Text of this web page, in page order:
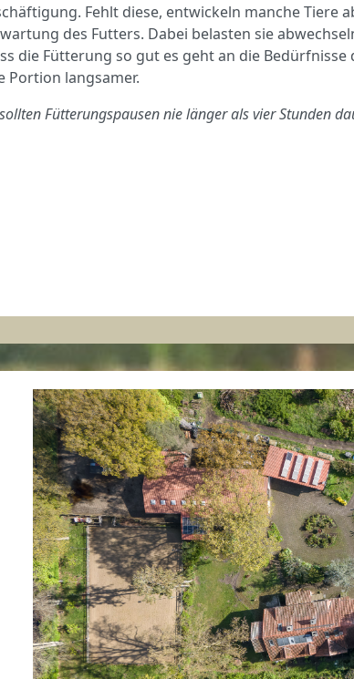
Fehlt diese, entwickeln manche Tiere
des Futters. Dabei belasten sie
die Fütterung so gut es geht an die
Portion langsamer.
Fütterungspausen nie länger als vier Stunden